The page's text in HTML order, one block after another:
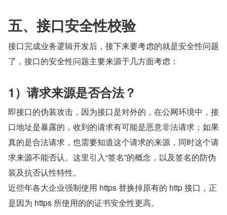
五、接口安全性校验
接口完成业务逻辑开发后，接下来要考虑的就是安全性问题
了，接口的安全性问题主要来源于几方面考虑：
1）请求来源是否合法？
即接口的伪装攻击，因为接口是对外的，在公网环境中，接
口地址是暴露的，收到的请求有可能是恶意非法请求；如果
真的是合法请求，也需要知道这个请求的来源，同时这个请
求来源不能否认。这里引入“签名”的概念，以及签名的防伪
装及抗否认性特性。
近些年各大企业强制使用 https 替换掉原有的 http 接口，正
是因为 https 所使用的的证书安全性更高。